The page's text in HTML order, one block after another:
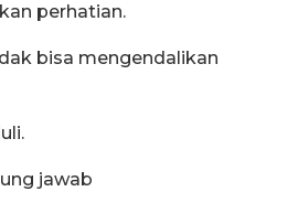
perhatian.
bisa mengendalikan
jawab